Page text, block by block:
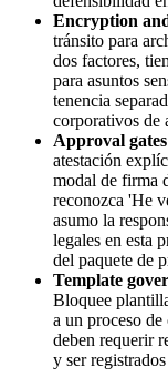
Encryption
tránsito para
dos factores,
para asuntos
tenencia
corporativos de
Approval
atestación
modal de firma
reconozca 'He
asumo la
legales en esta
del paquete de
Template
Bloquee
a un proceso
deben requerir
y ser